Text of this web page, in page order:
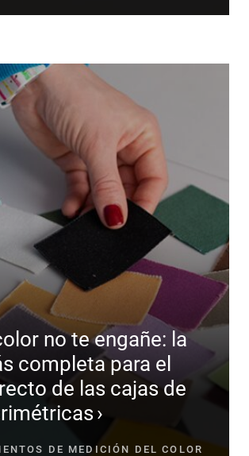
no te engañe: la
completa para el
de las cajas de
DE MEDICIÓN DEL COLOR